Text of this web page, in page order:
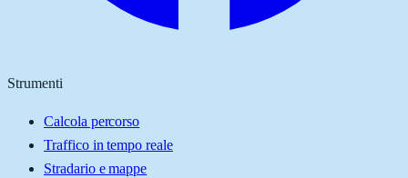
Strumenti
Calcola percorso
Traffico in tempo reale
Stradario e mappe